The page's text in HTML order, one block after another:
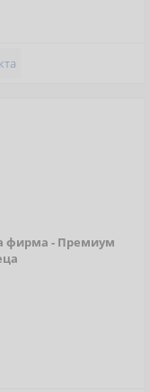
фирма - Премиум